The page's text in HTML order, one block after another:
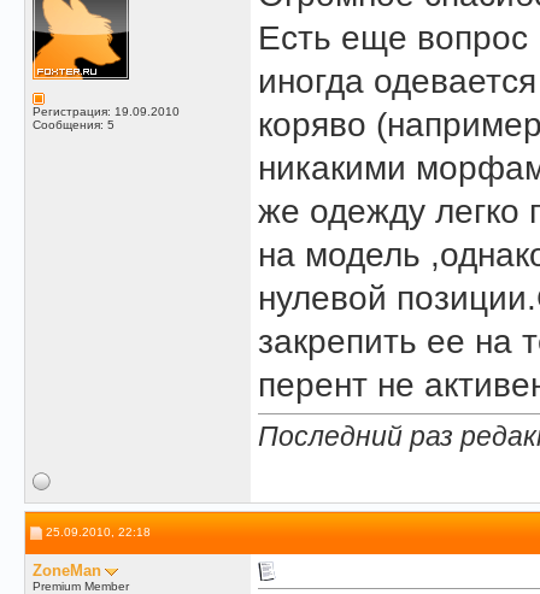
Регистрация: 19.09.2010
Сообщения: 5
Есть еще
иногда
коряво
никакими
же одежду легко
на модель
нулевой
закрепить ее на
перент не
Последний раз
25.09.2010, 22:18
ZoneMan
Premium Member